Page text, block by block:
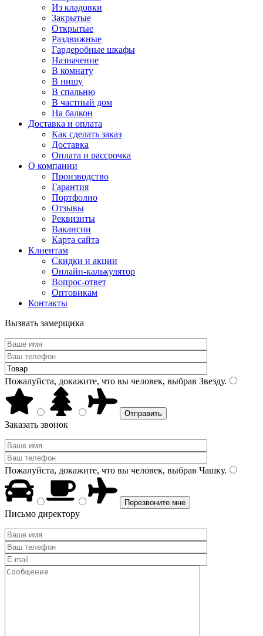
Из кладовки
Закрытые
Открытые
Раздвижные
Гардеробные шкафы
Назначение
В комнату
В нишу
В спальню
В частный дом
На балкон
Доставка и оплата
Как сделать заказ
Доставка
Оплата и рассрочка
О компании
Производство
Гарантия
Портфолио
Отзывы
Реквизиты
Вакансии
Карта сайта
Клиентам
Скидки и акции
Онлайн-калькулятор
Вопрос-ответ
Оптовикам
Контакты
Вызвать замерщика
Пожалуйста, докажите, что вы человек, выбрав Звезду.
Заказать звонок
Пожалуйста, докажите, что вы человек, выбрав Чашку.
Письмо директору